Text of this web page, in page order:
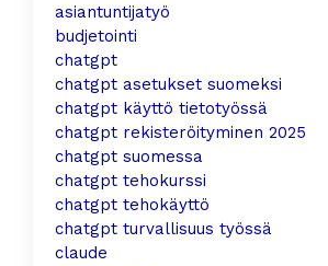
asiantuntijatyö
budjetointi
chatgpt
chatgpt asetukset suomeksi
chatgpt käyttö tietotyössä
chatgpt rekisteröityminen 2025
chatgpt suomessa
chatgpt tehokurssi
chatgpt tehokäyttö
chatgpt turvallisuus työssä
claude